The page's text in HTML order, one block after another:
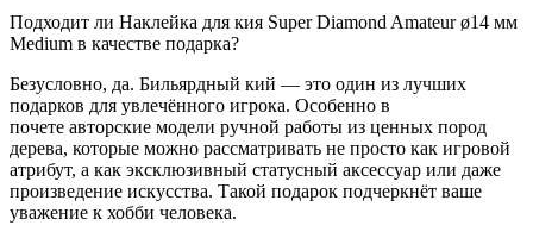
Подходит ли Наклейка для кия Super Diamond Amateur ø14 мм
Medium в качестве подарка?
Безусловно, да. Бильярдный кий — это один из лучших
подарков для увлечённого игрока. Особенно в
почете авторские модели ручной работы из ценных пород
дерева, которые можно рассматривать не просто как игровой
атрибут, а как эксклюзивный статусный аксессуар или даже
произведение искусства. Такой подарок подчеркнёт ваше
уважение к хобби человека.